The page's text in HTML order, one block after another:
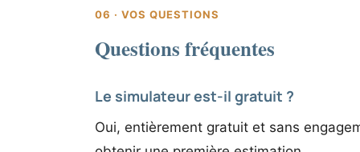
06 · VOS QUESTIONS
Questions fréquentes
Le simulateur est-il gratuit ?
Oui, entièrement gratuit et sans